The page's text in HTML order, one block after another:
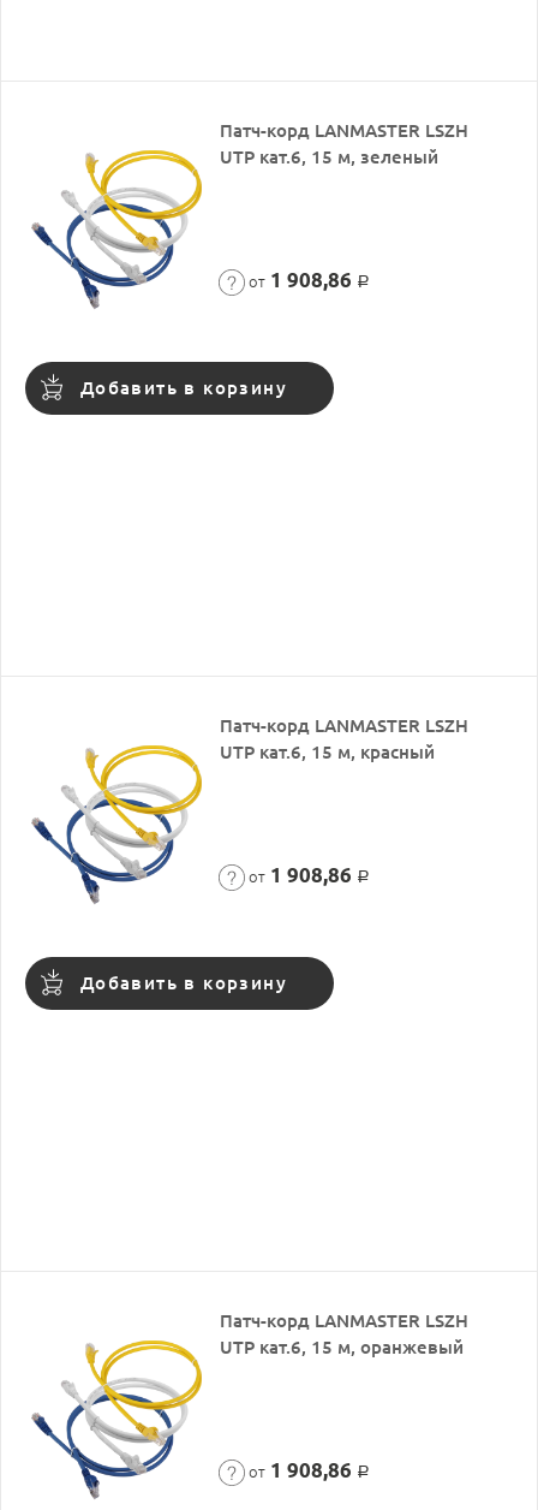
Патч-корд LANMASTER LSZH
UTP кат.6, 15 м, зеленый
от 1 908,86 Р
Добавить в корзину
Патч-корд LANMASTER LSZH
UTP кат.6, 15 м, красный
от 1 908,86 Р
Добавить в корзину
Патч-корд LANMASTER LSZH
UTP кат.6, 15 м, оранжевый
от 1 908,86 Р